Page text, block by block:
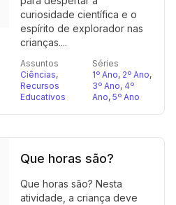
curiosidade científica e o
espírito de explorador nas
crianças....
Assuntos
Ciências,
Recursos
Educativos
Séries
1º Ano, 2º Ano,
3º Ano, 4º
Ano, 5º Ano
Que horas são?
Que horas são? Nesta
atividade, a criança deve